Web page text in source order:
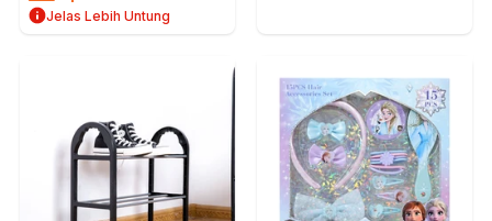
Jelas Lebih Untung